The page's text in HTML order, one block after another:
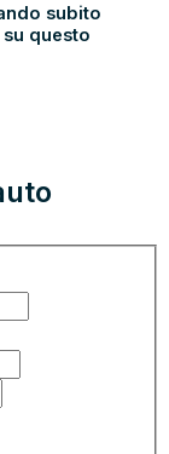
subito
questo